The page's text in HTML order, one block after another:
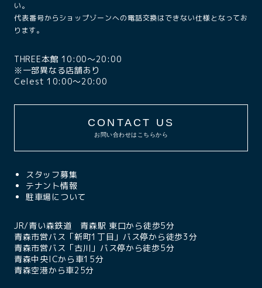
い。
代表番号からショップゾーンへの電話交換はできない仕様となってお
ります。
THREE本館 10:00〜20:00
※一部異なる店舗あり
Celest 10:00〜20:00
CONTACT US
お問い合わせはこちらから
スタッフ募集
テナント情報
駐車場について
JR/青い森鉄道 青森駅 東口から徒歩5分
青森市営バス「新町1丁目」バス停から徒歩3分
青森市営バス「古川」バス停から徒歩5分
青森中央ICから車15分
青森空港から車25分